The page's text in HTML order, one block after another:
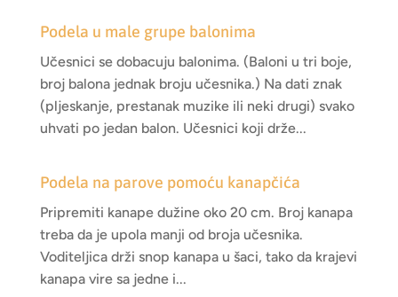
Podela u male grupe balonima
Učesnici se dobacuju balonima. (Baloni u tri boje,
broj balona jednak broju učesnika.) Na dati znak
(pljeskanje, prestanak muzike ili neki drugi) svako
uhvati po jedan balon. Učesnici koji drže...
Podela na parove pomoću kanapčića
Pripremiti kanape dužine oko 20 cm. Broj kanapa
treba da je upola manji od broja učesnika.
Voditeljica drži snop kanapa u šaci, tako da krajevi
kanapa vire sa jedne i...